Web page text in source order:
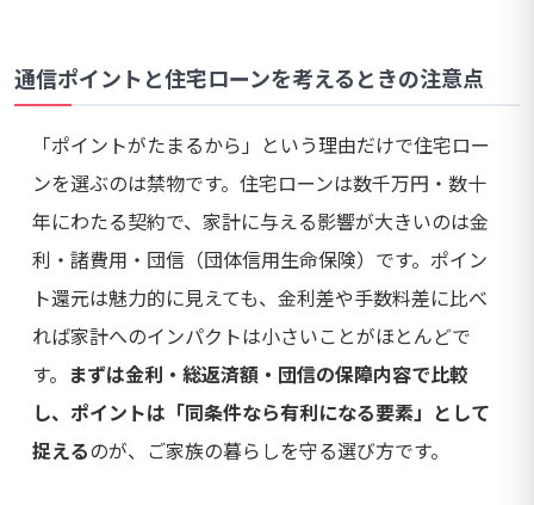
通信ポイントと住宅ローンを考えるときの注意点
「ポイントがたまるから」という理由だけで住宅ロー
ンを選ぶのは禁物です。住宅ローンは数千万円・数十
年にわたる契約で、家計に与える影響が大きいのは金
利・諸費用・団信（団体信用生命保険）です。ポイン
ト還元は魅力的に見えても、金利差や手数料差に比べ
れば家計へのインパクトは小さいことがほとんどで
す。 まずは金利・総返済額・団信の保障内容で比較
し、ポイントは「同条件なら有利になる要素」として
捉えるのが、ご家族の暮らしを守る選び方です。